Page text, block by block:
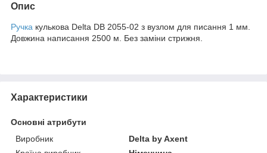
Опис
Ручка кулькова Delta DB 2055-02 з вузлом для писання 1 мм.
Довжина написання 2500 м. Без заміни стрижня.
Характеристики
Основні атрибути
Виробник
Delta by Axent